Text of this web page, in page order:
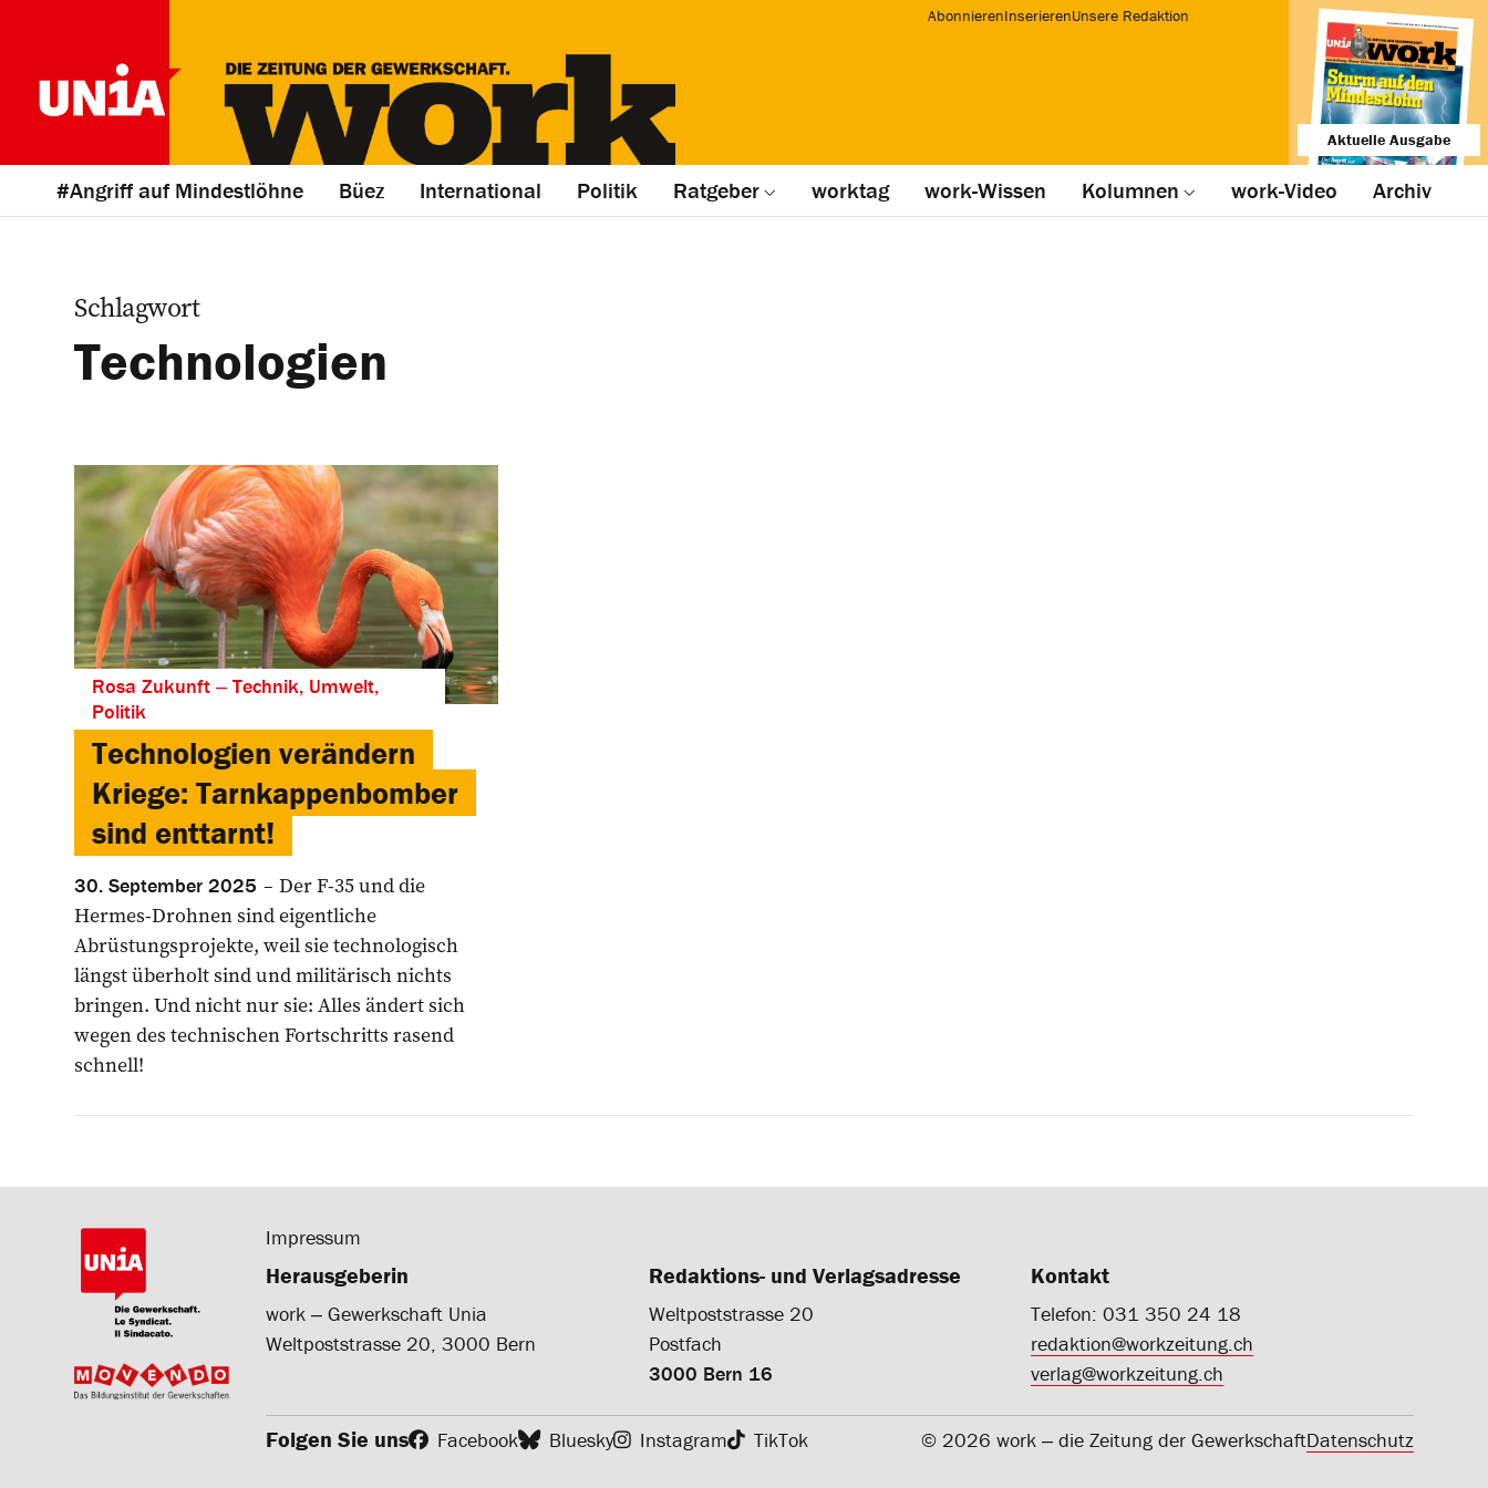
AbonnierenInserierenUnsere Redaktion
Aktuelle Ausgabe
#Angriff auf Mindestlöhne Büez International Politik Ratgeber worktag work-Wissen Kolumnen work-Video Archiv
Schlagwort
Technologien
Rosa Zukunft ‒ Technik, Umwelt,
Politik
Technologien verändern
Kriege: Tarnkappenbomber
sind enttarnt!
30. September 2025
Der F-35 und die
Hermes-Drohnen sind eigentliche
Abrüstungsprojekte, weil sie technologisch
längst überholt sind und militärisch nichts
bringen. Und nicht nur sie: Alles ändert sich
wegen des technischen Fortschritts rasend
schnell!
Impressum
Herausgeberin
work ‒ Gewerkschaft Unia
Weltpoststrasse 20, 3000 Bern
Redaktions- und Verlagsadresse
Weltpoststrasse 20
Postfach
3000 Bern 16
Kontakt
Telefon: 031 350 24 18
redaktion@workzeitung.ch
verlag@workzeitung.ch
Folgen Sie uns Facebook Bluesky Instagram TikTok © 2026 work ‒ die Zeitung der GewerkschaftDatenschutz